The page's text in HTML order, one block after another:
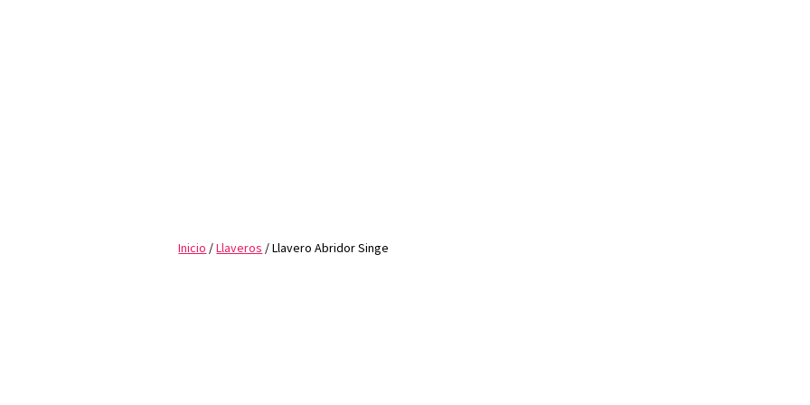
Inicio /Llaveros / Llavero Abridor Singe